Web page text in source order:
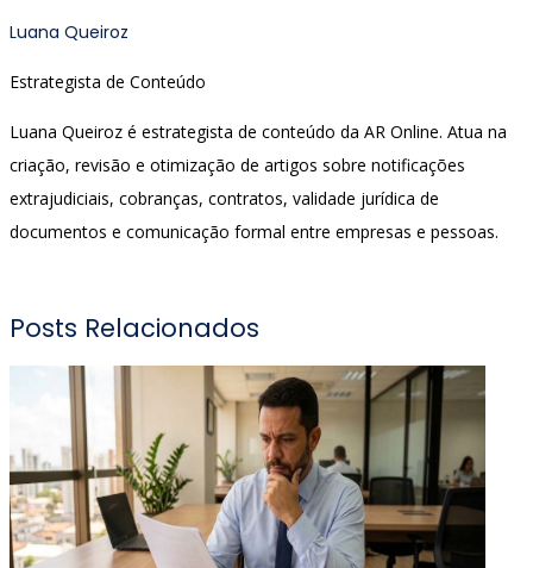
Luana Queiroz
Estrategista de Conteúdo
Luana Queiroz é estrategista de conteúdo da AR Online. Atua na
criação, revisão e otimização de artigos sobre notificações
extrajudiciais, cobranças, contratos, validade jurídica de
documentos e comunicação formal entre empresas e pessoas.
Posts Relacionados